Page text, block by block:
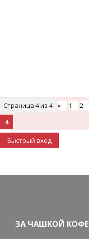
Страница 4из 4 « 1 2
4
ЗА ЧАШКОЙ КОФЕ